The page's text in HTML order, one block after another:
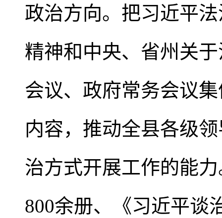
政治方向。把习近平
精神和中央、省州关
会议、政府常务会议
内容，推动全县各级
治方式开展工作的能
800余册、《习近平谈